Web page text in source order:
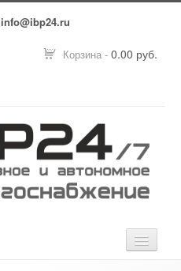
info@ibp24.ru
Корзина - 0.00 руб.